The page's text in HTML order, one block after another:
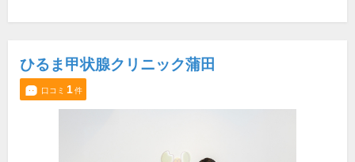
ひるま甲状腺クリニック蒲田
口コミ 1件